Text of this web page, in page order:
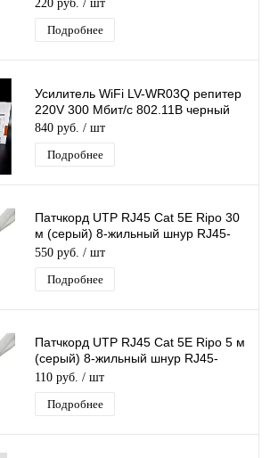
220 руб. / шт
Подробнее
Усилитель WiFi LV-WR03Q репитер
220V 300 Мбит/с 802.11B черный
840 руб. / шт
Подробнее
Патчкорд UTP RJ45 Cat 5E Ripo 30
м (серый) 8-жильный шнур RJ45-
RJ45 для соединения сетевых
устройств
550 руб. / шт
Подробнее
Патчкорд UTP RJ45 Cat 5E Ripo 5 м
(серый) 8-жильный шнур RJ45-
RJ45 для соединения сетевых
устройств
110 руб. / шт
Подробнее